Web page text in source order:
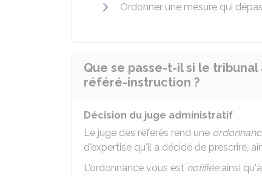
Ordonner une mesure qui
Que se passe-t-il si le
référé-instruction ?
Décision du juge administratif
Le juge des référés rend une
d'expertise qu'il a décidé de prescrire,
L'ordonnance vous est notifiéeainsi